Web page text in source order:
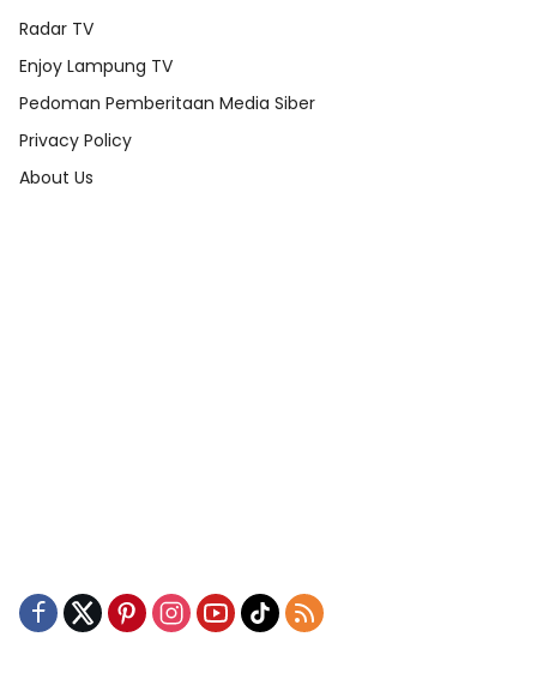
Radar TV
Enjoy Lampung TV
Pedoman Pemberitaan Media Siber
Privacy Policy
About Us